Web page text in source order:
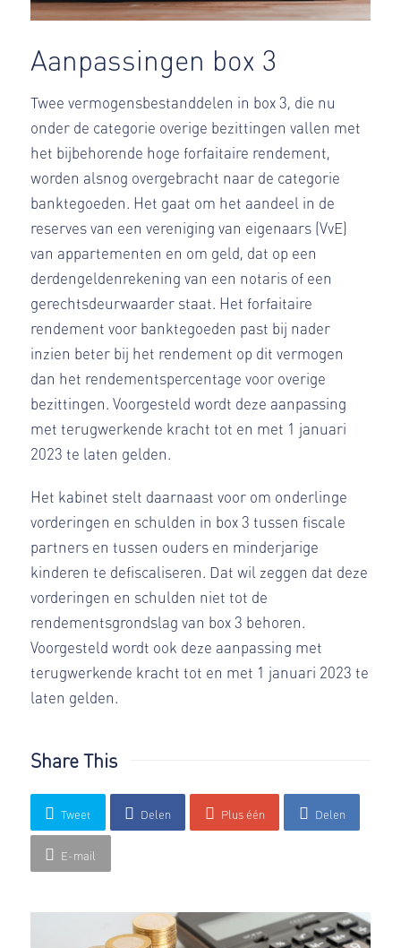
Aanpassingen box 3
Twee vermogensbestanddelen in box 3, die nu
onder de categorie overige bezittingen vallen met
het bijbehorende hoge forfaitaire rendement,
worden alsnog overgebracht naar de categorie
banktegoeden. Het gaat om het aandeel in de
reserves van een vereniging van eigenaars (VvE)
van appartementen en om geld, dat op een
derdengeldenrekening van een notaris of een
gerechtsdeurwaarder staat. Het forfaitaire
rendement voor banktegoeden past bij nader
inzien beter bij het rendement op dit vermogen
dan het rendementspercentage voor overige
bezittingen. Voorgesteld wordt deze aanpassing
met terugwerkende kracht tot en met 1 januari
2023 te laten gelden.
Het kabinet stelt daarnaast voor om onderlinge
vorderingen en schulden in box 3 tussen fiscale
partners en tussen ouders en minderjarige
kinderen te defiscaliseren. Dat wil zeggen dat deze
vorderingen en schulden niet tot de
rendementsgrondslag van box 3 behoren.
Voorgesteld wordt ook deze aanpassing met
terugwerkende kracht tot en met 1 januari 2023 te
laten gelden.
Share This
Tweet Delen Plus één Delen
E-mail